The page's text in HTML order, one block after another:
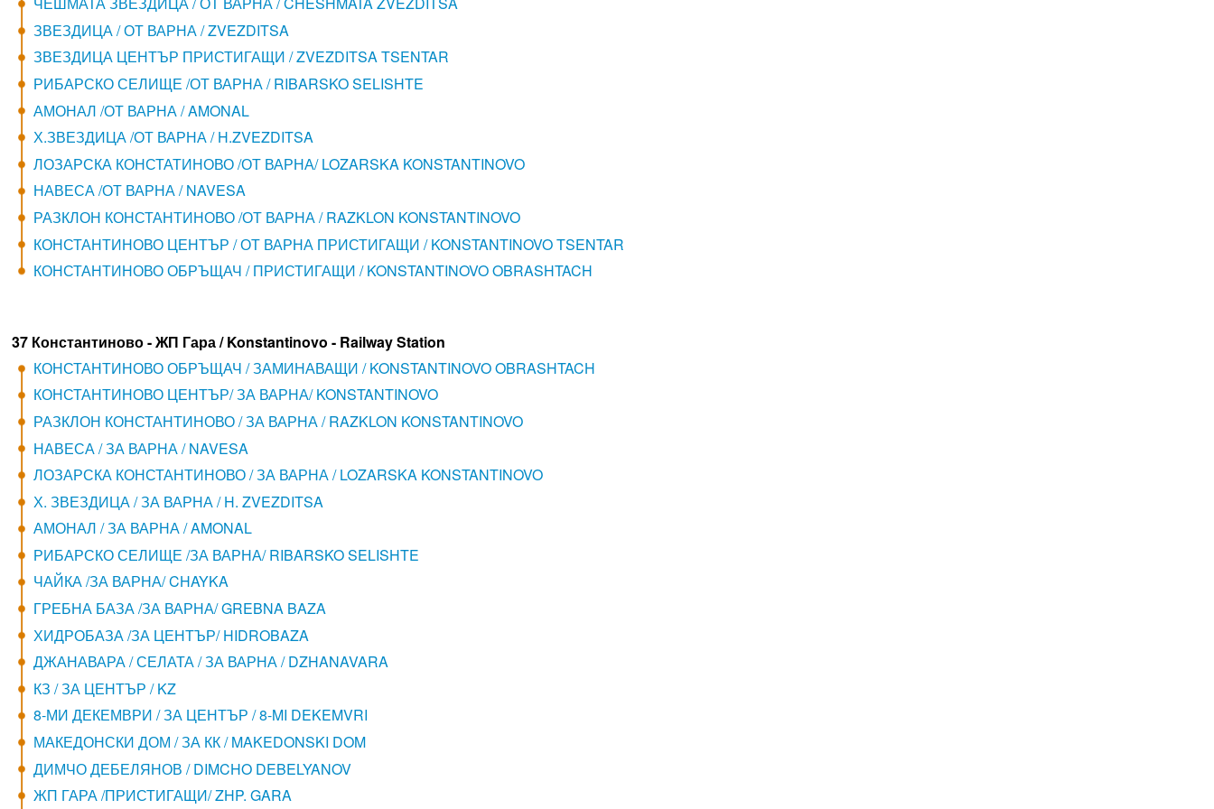
ЗВЕЗДИЦА / ОТ ВАРНА / ZVEZDITSA
ЗВЕЗДИЦА ЦЕНТЪР ПРИСТИГАЩИ / ZVEZDITSA TSENTAR
РИБАРСКО СЕЛИЩЕ /ОТ ВАРНА / RIBARSKO SELISHTE
АМОНАЛ /ОТ ВАРНА / AMONAL
Х.ЗВЕЗДИЦА /ОТ ВАРНА / H.ZVEZDITSA
ЛОЗАРСКА КОНСТАТИНОВО /ОТ ВАРНА/ LOZARSKA KONSTANTINOVO
НАВЕСА /ОТ ВАРНА / NAVESA
РАЗКЛОН КОНСТАНТИНОВО /ОТ ВАРНА / RAZKLON KONSTANTINOVO
КОНСТАНТИНОВО ЦЕНТЪР / ОТ ВАРНА ПРИСТИГАЩИ / KONSTANTINOVO TSENTAR
КОНСТАНТИНОВО ОБРЪЩАЧ / ПРИСТИГАЩИ / KONSTANTINOVO OBRASHTACH
37 Константиново - ЖП Гара / Konstantinovo - Railway Station
КОНСТАНТИНОВО ОБРЪЩАЧ / ЗАМИНАВАЩИ / KONSTANTINOVO OBRASHTACH
КОНСТАНТИНОВО ЦЕНТЪР/ ЗА ВАРНА/ KONSTANTINOVO
РАЗКЛОН КОНСТАНТИНОВО / ЗА ВАРНА / RAZKLON KONSTANTINOVO
НАВЕСА / ЗА ВАРНА / NAVESA
ЛОЗАРСКА КОНСТАНТИНОВО / ЗА ВАРНА / LOZARSKA KONSTANTINOVO
Х. ЗВЕЗДИЦА / ЗА ВАРНА / H. ZVEZDITSA
АМОНАЛ / ЗА ВАРНА / AMONAL
РИБАРСКО СЕЛИЩЕ /ЗА ВАРНА/ RIBARSKO SELISHTE
ЧАЙКА /ЗА ВАРНА/ CHAYKA
ГРЕБНА БАЗА /ЗА ВАРНА/ GREBNA BAZA
ХИДРОБАЗА /ЗА ЦЕНТЪР/ HIDROBAZA
ДЖАНАВАРА / СЕЛАТА / ЗА ВАРНА / DZHANAVARA
КЗ / ЗА ЦЕНТЪР / KZ
8-МИ ДЕКЕМВРИ / ЗА ЦЕНТЪР / 8-MI DEKEMVRI
МАКЕДОНСКИ ДОМ / ЗА КК / MAKEDONSKI DOM
ДИМЧО ДЕБЕЛЯНОВ / DIMCHO DEBELYANOV
ЖП ГАРА /ПРИСТИГАЩИ/ ZHP. GARA